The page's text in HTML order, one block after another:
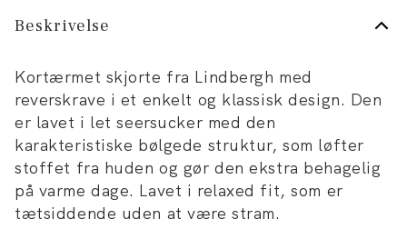
Beskrivelse
Kortærmet skjorte fra Lindbergh med
reverskrave i et enkelt og klassisk design. Den
er lavet i let seersucker med den
karakteristiske bølgede struktur, som løfter
stoffet fra huden og gør den ekstra behagelig
på varme dage. Lavet i relaxed fit, som er
tætsiddende uden at være stram.